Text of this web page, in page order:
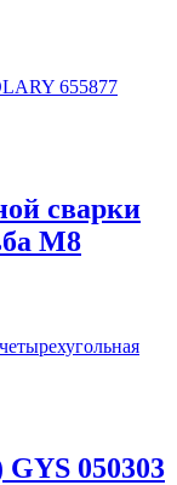
сварки
М8
050303